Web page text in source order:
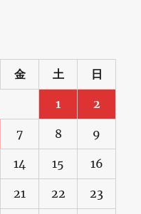
金 土 日
1 2
7 8 9
14 15 16
21 22 23